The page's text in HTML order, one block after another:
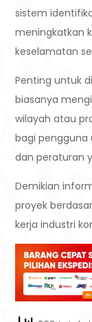
sistem
meningkatkan
keselamatan
Penting untuk
biasanya
wilayah atau
bagi
dan peraturan
Demikian
proyek
kerja industri